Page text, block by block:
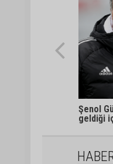
Şenol
geldiği